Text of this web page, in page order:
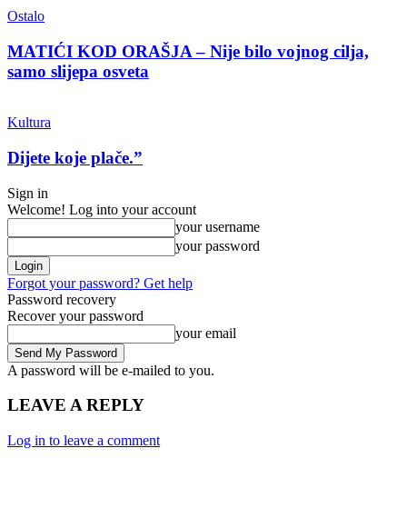
Ostalo
MATIĆI KOD ORAŠJA – Nije bilo vojnog cilja,
samo slijepa osveta
Kultura
Dijete koje plače.”
Sign in
Welcome! Log into your account
your username
your password
Forgot your password? Get help
Password recovery
Recover your password
your email
A password will be e-mailed to you.
LEAVE A REPLY
Log in to leave a comment